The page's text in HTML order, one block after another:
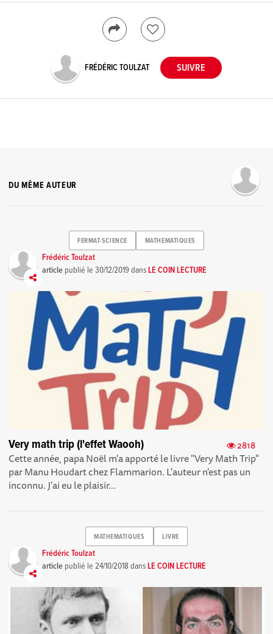
FRÉDÉRIC TOULZAT
DU MÊME AUTEUR
FERMAT-SCIENCE MATHEMATIQUES
Frédéric Toulzat
article publié le30/12/2019dansLE COIN LECTURE
2818
Very math trip (l'effet Waooh)
Cette année, papa Noël m'a apporté le livre "Very Math Trip"
par Manu Houdart chez Flammarion. L'auteur n'est pas un
inconnu. J'ai eu le plaisir...
MATHEMATIQUES LIVRE
Frédéric Toulzat
article publié le24/10/2018 dansLE COIN LECTURE